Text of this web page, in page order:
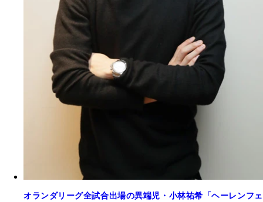
オランダリーグ全試合出場の異端児・小林祐希「ヘーレンフェ